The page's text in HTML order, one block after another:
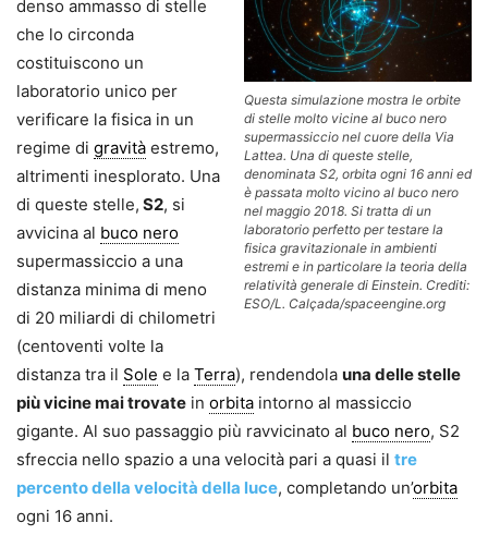
Questa simulazione mostra le orbite
di stelle molto vicine al buco nero
supermassiccio nel cuore della Via
Lattea. Una di queste stelle,
denominata S2, orbita ogni 16 anni ed
è passata molto vicino al buco nero
nel maggio 2018. Si tratta di un
laboratorio perfetto per testare la
fisica gravitazionale in ambienti
estremi e in particolare la teoria della
relatività generale di Einstein. Crediti:
ESO/L. Calçada/spaceengine.org
denso ammasso di stelle
che lo circonda
costituiscono un
laboratorio unico per
verificare la fisica in un
regime di gravità estremo,
altrimenti inesplorato. Una
di queste stelle, S2, si
avvicina al buco nero
supermassiccio a una
distanza minima di meno
di 20 miliardi di chilometri
(centoventi volte la
distanza tra il Sole e la Terra), rendendola una delle stelle
più vicine mai trovate in orbita intorno al massiccio
gigante. Al suo passaggio più ravvicinato al buco nero, S2
sfreccia nello spazio a una velocità pari a quasi il tre
percento della velocità della luce, completando un’orbita
ogni 16 anni.